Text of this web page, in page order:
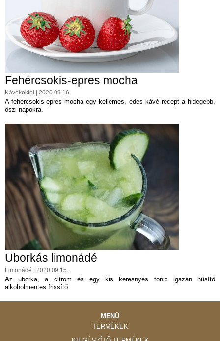
Fehércsokis-epres mocha
Kávékoktél | 2020.09.16.
A fehércsokis-epres mocha egy kellemes, édes kávé recept a hidegebb,
őszi napokra.
Uborkás limonádé
Limonádé | 2020.09.15.
Az uborka, a citrom és egy kis keresnyés tonic igazán hűsítő
alkoholmentes frissítő
MENÜ
TERMÉKEK